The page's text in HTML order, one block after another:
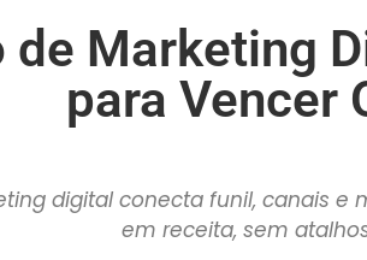
de Marketing
para Vencer
digital conecta funil, canais
em receita, sem